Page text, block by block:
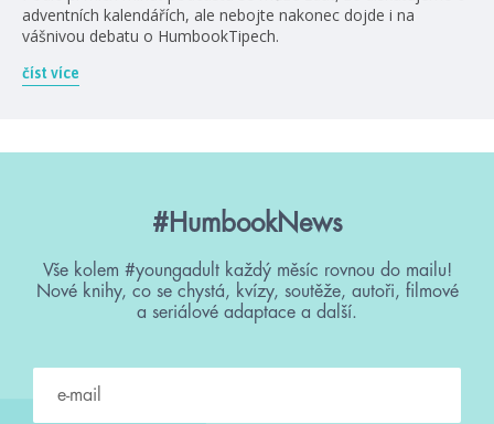
adventních kalendářích, ale nebojte nakonec dojde i na
vášnivou debatu o HumbookTipech.
číst více
#HumbookNews
Vše kolem #youngadult každý měsíc rovnou do mailu!
Nové knihy, co se chystá, kvízy, soutěže, autoři, filmové
a seriálové adaptace a další.